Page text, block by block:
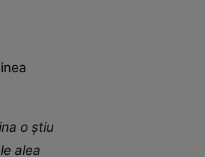
o știu
alea